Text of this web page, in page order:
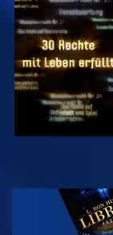
ANSEHEN
ANSEHEN